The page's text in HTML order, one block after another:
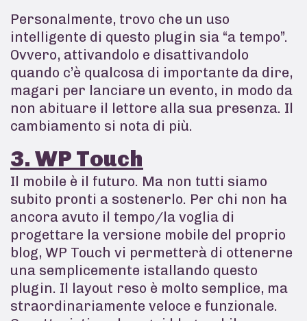
Personalmente, trovo che un uso
intelligente di questo plugin sia “a tempo”.
Ovvero, attivandolo e disattivandolo
quando c’è qualcosa di importante da dire,
magari per lanciare un evento, in modo da
non abituare il lettore alla sua presenza. Il
cambiamento si nota di più.
3. WP Touch
Il mobile è il futuro. Ma non tutti siamo
subito pronti a sostenerlo. Per chi non ha
ancora avuto il tempo/la voglia di
progettare la versione mobile del proprio
blog, WP Touch vi permetterà di ottenerne
una semplicemente istallando questo
plugin. Il layout reso è molto semplice, ma
straordinariamente veloce e funzionale.